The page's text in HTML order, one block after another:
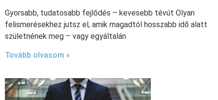
Gyorsabb, tudatosabb fejlődés – kevesebb tévút Olyan
felismerésekhez jutsz el, amik magadtól hosszabb idő alatt
születnének meg – vagy egyáltalán
Tovább olvasom »